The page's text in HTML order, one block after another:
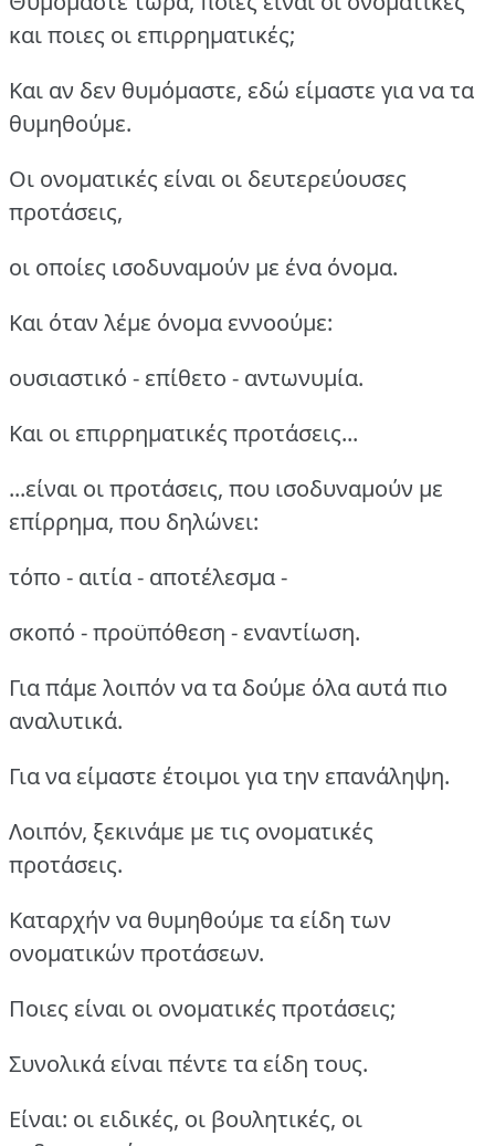
και ποιες οι επιρρηματικές;
Και αν δεν θυμόμαστε, εδώ είμαστε για να τα
θυμηθούμε.
Οι ονοματικές είναι οι δευτερεύουσες
προτάσεις,
οι οποίες ισοδυναμούν με ένα όνομα.
Και όταν λέμε όνομα εννοούμε:
ουσιαστικό - επίθετο - αντωνυμία.
Και οι επιρρηματικές προτάσεις...
...είναι οι προτάσεις, που ισοδυναμούν με
επίρρημα, που δηλώνει:
τόπο - αιτία - αποτέλεσμα -
σκοπό - προϋπόθεση - εναντίωση.
Για πάμε λοιπόν να τα δούμε όλα αυτά πιο
αναλυτικά.
Για να είμαστε έτοιμοι για την επανάληψη.
Λοιπόν, ξεκινάμε με τις ονοματικές
προτάσεις.
Καταρχήν να θυμηθούμε τα είδη των
ονοματικών προτάσεων.
Ποιες είναι οι ονοματικές προτάσεις;
Συνολικά είναι πέντε τα είδη τους.
Είναι: οι ειδικές, οι βουλητικές, οι